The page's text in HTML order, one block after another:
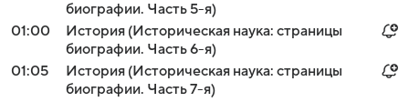
биографии. Часть 5-я)
01:00
История (Историческая наука: страницы
биографии. Часть 6-я)
01:05
История (Историческая наука: страницы
биографии. Часть 7-я)